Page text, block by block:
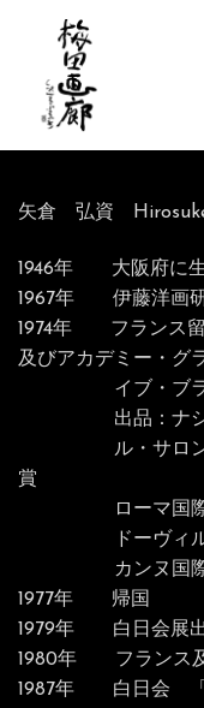
矢倉 弘資
1946年 大阪府に生
1967年 伊藤洋画研
1974年 フランス
及びアカデミー・グ
イブ・ブライ
出品：ナショ
ル・サロン・ド
賞
ローマ国際絵
ドーヴィル国
カンヌ国際絵
1977年 帰国
1979年 白日会展出
1980年 フランス
1987年 白日会 「